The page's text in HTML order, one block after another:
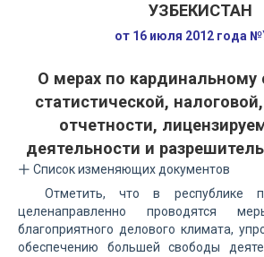
УЗБЕКИСТАН
от 16 июля 2012 года
О мерах по
статистической,
отчетности,
деятельности и
Список изменяющих документов
Отметить, что в республике
целенаправленно проводятся
благоприятного делового климата,
обеспечению большей свободы